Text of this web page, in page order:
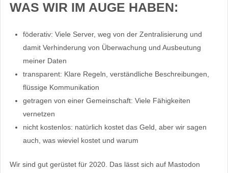
WAS WIR IM AUGE HABEN:
föderativ: Viele Server, weg von der Zentralisierung und
damit Verhinderung von Überwachung und Ausbeutung
meiner Daten
transparent: Klare Regeln, verständliche Beschreibungen,
flüssige Kommunikation
getragen von einer Gemeinschaft: Viele Fähigkeiten
vernetzen
nicht kostenlos: natürlich kostet das Geld, aber wir sagen
auch, was wieviel kostet und warum
Wir sind gut gerüstet für 2020. Das lässt sich auf Mastodon